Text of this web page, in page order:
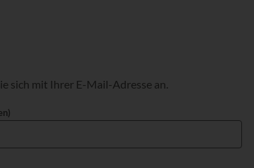
sich mit Ihrer E-Mail-Adresse an.